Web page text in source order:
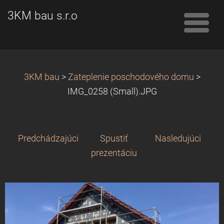
3KM bau s.r.o
3KM bau > Zateplenie poschodového domu >
IMG_0258 (Small).JPG
Predchádzajúci
Spustiť
prezentáciu
Nasledujúci